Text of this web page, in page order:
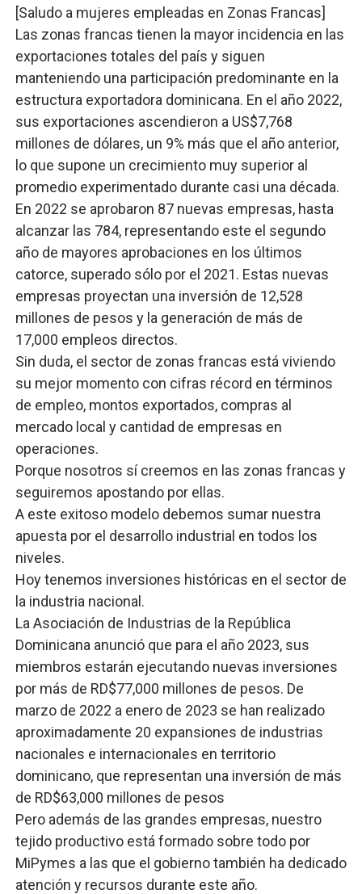
[Saludo a mujeres empleadas en Zonas Francas]
Las zonas francas tienen la mayor incidencia en las
exportaciones totales del país y siguen
manteniendo una participación predominante en la
estructura exportadora dominicana. En el año 2022,
sus exportaciones ascendieron a US$7,768
millones de dólares, un 9% más que el año anterior,
lo que supone un crecimiento muy superior al
promedio experimentado durante casi una década.
En 2022 se aprobaron 87 nuevas empresas, hasta
alcanzar las 784, representando este el segundo
año de mayores aprobaciones en los últimos
catorce, superado sólo por el 2021. Estas nuevas
empresas proyectan una inversión de 12,528
millones de pesos y la generación de más de
17,000 empleos directos.
Sin duda, el sector de zonas francas está viviendo
su mejor momento con cifras récord en términos
de empleo, montos exportados, compras al
mercado local y cantidad de empresas en
operaciones.
Porque nosotros sí creemos en las zonas francas y
seguiremos apostando por ellas.
A este exitoso modelo debemos sumar nuestra
apuesta por el desarrollo industrial en todos los
niveles.
Hoy tenemos inversiones históricas en el sector de
la industria nacional.
La Asociación de Industrias de la República
Dominicana anunció que para el año 2023, sus
miembros estarán ejecutando nuevas inversiones
por más de RD$77,000 millones de pesos. De
marzo de 2022 a enero de 2023 se han realizado
aproximadamente 20 expansiones de industrias
nacionales e internacionales en territorio
dominicano, que representan una inversión de más
de RD$63,000 millones de pesos
Pero además de las grandes empresas, nuestro
tejido productivo está formado sobre todo por
MiPymes a las que el gobierno también ha dedicado
atención y recursos durante este año.